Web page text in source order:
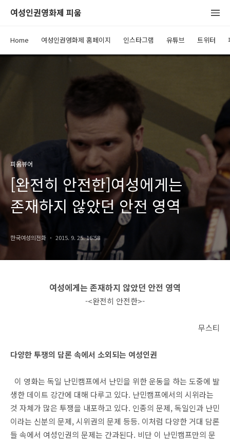
여성인권영화제 피움
Home 여성인권영화제 홈페이지 인스타그램 유튜브 트위터
피움뷰어
[완전히 안전한]여성에게는
존재하지 않았던 안전 영역
한국여성의전화 2015. 9. 25. 16:58
여성에게는 존재하지 않았던 안전 영역
-<완전히 안전한>-
무스티
다양한 투쟁의 담론 속에서 소외되는 여성인권
이 영화는 독일 난민캠프에서 난민을 위한 운동을 하는 도중에 발
생한 데이트 강간에 대해 다루고 있다. 난민캠프에서의 시위라는
것 자체가 많은 투쟁을 내포하고 있다. 인종의 문제, 독일인과 난민
이라는 신분의 문제, 시위권의 문제 등등. 이처럼 다양한 거대 담론
들 속에서 여성인권의 문제는 간과된다. 비단 이 난민캠프만의 문